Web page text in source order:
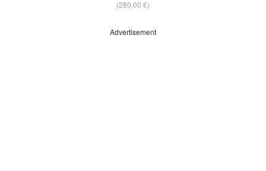
(280,00 €)
Advertisement